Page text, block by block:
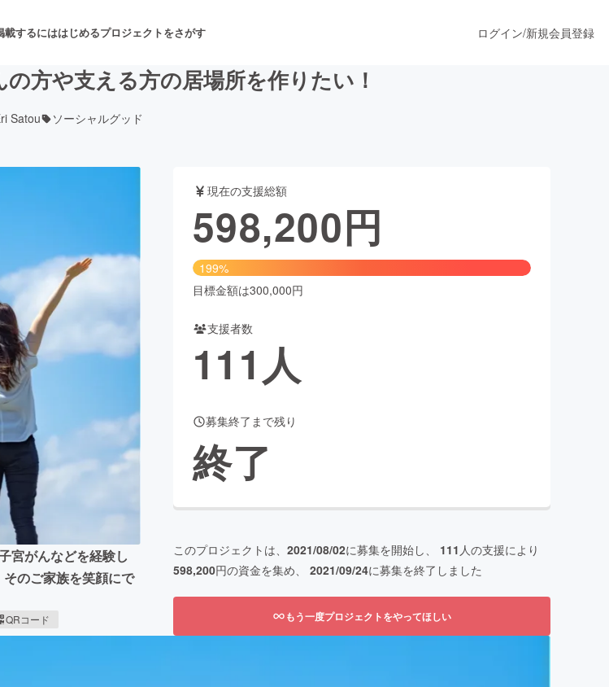
載するにははじめるプロジェクトをさがす
舞台・パフォーマンス
ファッション
ビューティー・ヘルスケア
Social GoodCAMPFIRE Creation
るさと納税
コミュニティ
ログイン/新規会員登録
方や支える方の居場所を作りたい！
Satou ソーシャルグッド
宮がんなどを経験し
のご家族を笑顔にで
QRコード
現在の支援総額
598,200円
199%
目標金額は300,000円
支援者数
111人
募集終了まで残り
終了
このプロジェクトは、 2021/08/02に募集を開始し、 111 人の支援により
598,200円の資金を集め、 2021/09/24に募集を終了しました
もう一度プロジェクトをやってほしい